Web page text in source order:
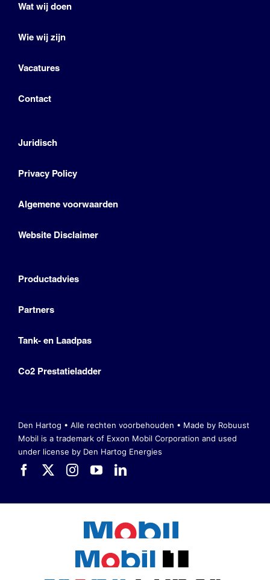
Wat wij doen
Wie wij zijn
Vacatures
Contact
Juridisch
Privacy Policy
Algemene voorwaarden
Website Disclaimer
Productadvies
Partners
Tank- en Laadpas
Co2 Prestatieladder
Den Hartog • Alle rechten voorbehouden • Made by Robuust
Mobil is a trademark of Exxon Mobil Corporation and used
under license by Den Hartog Energies